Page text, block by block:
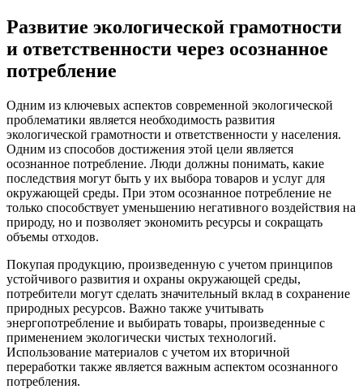
Развитие экологической грамотности
и ответственности через осознанное
потребление
Одним из ключевых аспектов современной экологической
проблематики является необходимость развития
экологической грамотности и ответственности у населения.
Одним из способов достижения этой цели является
осознанное потребление. Люди должны понимать, какие
последствия могут быть у их выбора товаров и услуг для
окружающей среды. При этом осознанное потребление не
только способствует уменьшению негативного воздействия на
природу, но и позволяет экономить ресурсы и сокращать
объемы отходов.
Покупая продукцию, произведенную с учетом принципов
устойчивого развития и охраны окружающей среды,
потребители могут сделать значительный вклад в сохранение
природных ресурсов. Важно также учитывать
энергопотребление и выбирать товары, произведенные с
применением экологически чистых технологий.
Использование материалов с учетом их вторичной
переработки также является важным аспектом осознанного
потребления.